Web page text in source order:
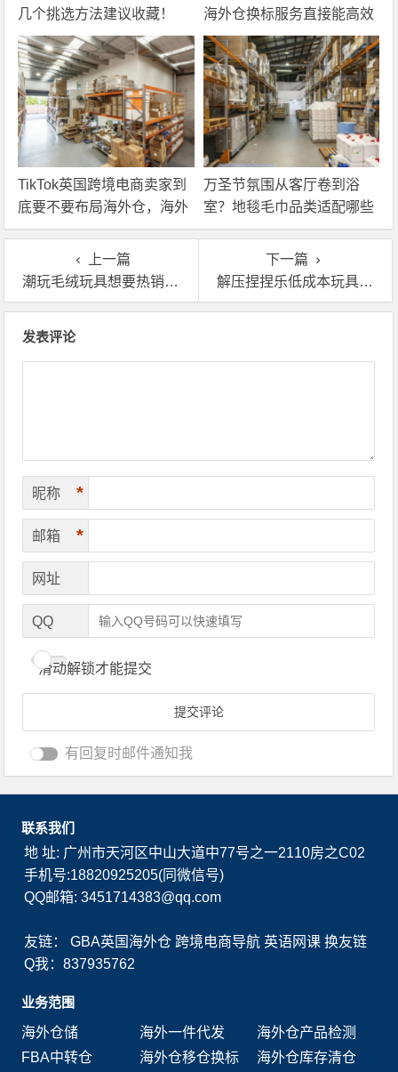
几个挑选方法建议收藏！
海外仓换标服务直接能高效
解决！
TikTok英国跨境电商卖家到
底要不要布局海外仓，海外
仓优势分析！
万圣节氛围从客厅卷到浴
室？地毯毛巾品类适配哪些
海外仓服务？
上一篇
潮玩毛绒玩具想要热销，英国海外仓一件代发真的少不了
下一篇
解压捏捏乐低成本玩具卖爆跨境平台？他们都用了这个！
发表评论
昵称 *
邮箱 *
网址
QQ
滑动解锁才能提交
有回复时邮件通知我
联系我们
地 址: 广州市天河区中山大道中77号之一2110房之C02
手机号:18820925205(同微信号)
QQ邮箱: 3451714383@qq.com
友链：GBA英国海外仓 跨境电商导航 英语网课 换友链
Q我：837935762
业务范围
海外仓储
海外一件代发
海外仓产品检测
FBA中转仓
海外仓移仓换标 海外仓库存清仓